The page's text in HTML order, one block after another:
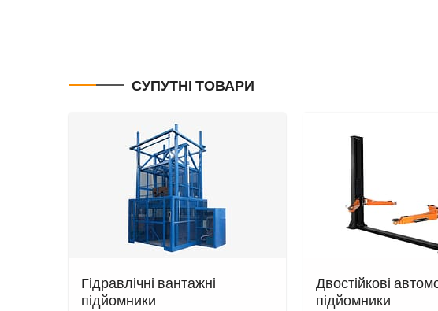
СУПУТНІ ТОВАРИ
Гідравлічні вантажні
підйомники
Двостійкові
підйомники